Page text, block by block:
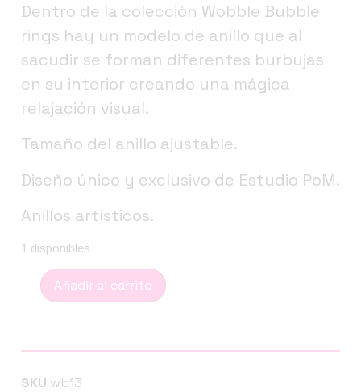
Dentro de la colección Wobble Bubble
rings hay un modelo de anillo que al
sacudir se forman diferentes burbujas
en su interior creando una mágica
relajación visual.
Tamaño del anillo ajustable.
Diseño único y exclusivo de Estudio PoM.
Anillos artísticos.
1 disponibles
Añadir al carrito
SKU wb13